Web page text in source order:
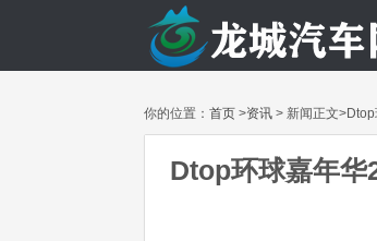
你的位置： 首页 >资讯 > 新闻正文
Dtop环球嘉年华